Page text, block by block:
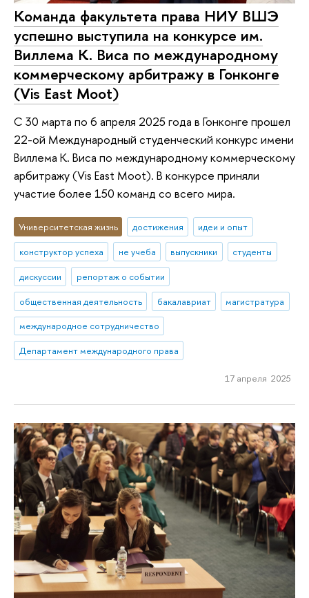
Команда факультета права НИУ ВШЭ
успешно выступила на конкурсе им.
Виллема К. Виса по международному
коммерческому арбитражу в Гонконге
(Vis East Moot)
С 30 марта по 6 апреля 2025 года в Гонконге прошел
22-ой Международный студенческий конкурс имени
Виллема К. Виса по международному коммерческому
арбитражу (Vis East Moot). В конкурсе приняли
участие более 150 команд со всего мира.
Университетская жизнь достижения
идеи и опыт
конструктор успеха
не учеба выпускники
студенты
дискуссии
репортаж о событии
общественная деятельность
бакалавриат
магистратура
международное сотрудничество
Департамент международного права
17 апреля 2025